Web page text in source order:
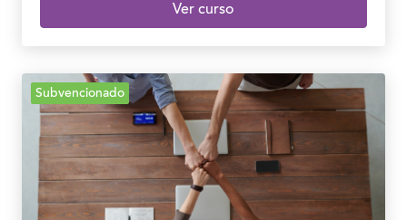
Ver curso
Subvencionado